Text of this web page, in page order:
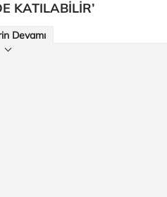
KATILABİLİR’
Devamı